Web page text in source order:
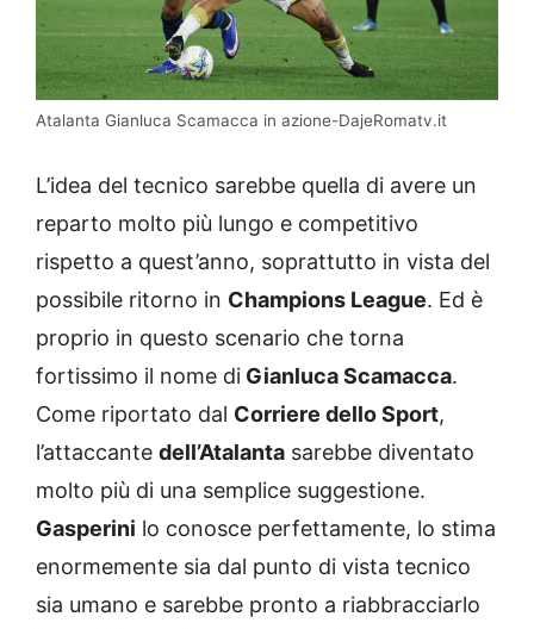
Atalanta Gianluca Scamacca in azione-DajeRomatv.it
L’idea del tecnico sarebbe quella di avere un
reparto molto più lungo e competitivo
rispetto a quest’anno, soprattutto in vista del
possibile ritorno in Champions League. Ed è
proprio in questo scenario che torna
fortissimo il nome di Gianluca Scamacca.
Come riportato dal Corriere dello Sport,
l’attaccante dell’Atalanta sarebbe diventato
molto più di una semplice suggestione.
Gasperini lo conosce perfettamente, lo stima
enormemente sia dal punto di vista tecnico
sia umano e sarebbe pronto a riabbracciarlo